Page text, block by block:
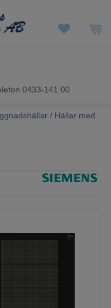
0433-141 00
/ Hällar med